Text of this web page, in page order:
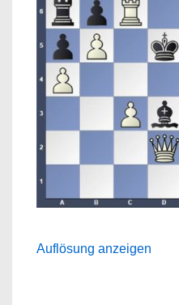
Auflösung anzeigen